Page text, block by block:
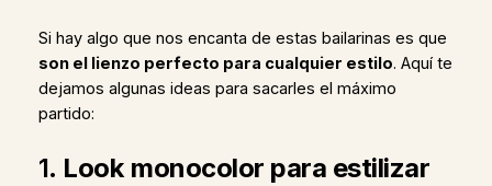
Si hay algo que nos encanta de estas bailarinas es que
son el lienzo perfecto para cualquier estilo. Aquí te
dejamos algunas ideas para sacarles el máximo
partido:
1. Look monocolor para estilizar